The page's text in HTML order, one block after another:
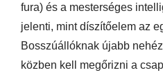
fura) és a mesterséges
jelenti, mint díszítőelem az
Bosszúállóknak újabb
közben kell megőrizni a